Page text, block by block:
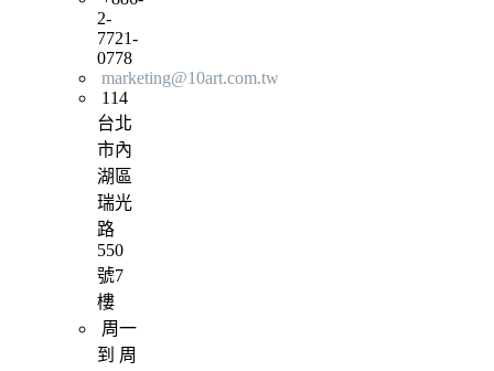
2-
7721-
0778
marketing@10art.com.tw
114
台北
市內
湖區
瑞光
路
550
號7
樓
周一
到 周